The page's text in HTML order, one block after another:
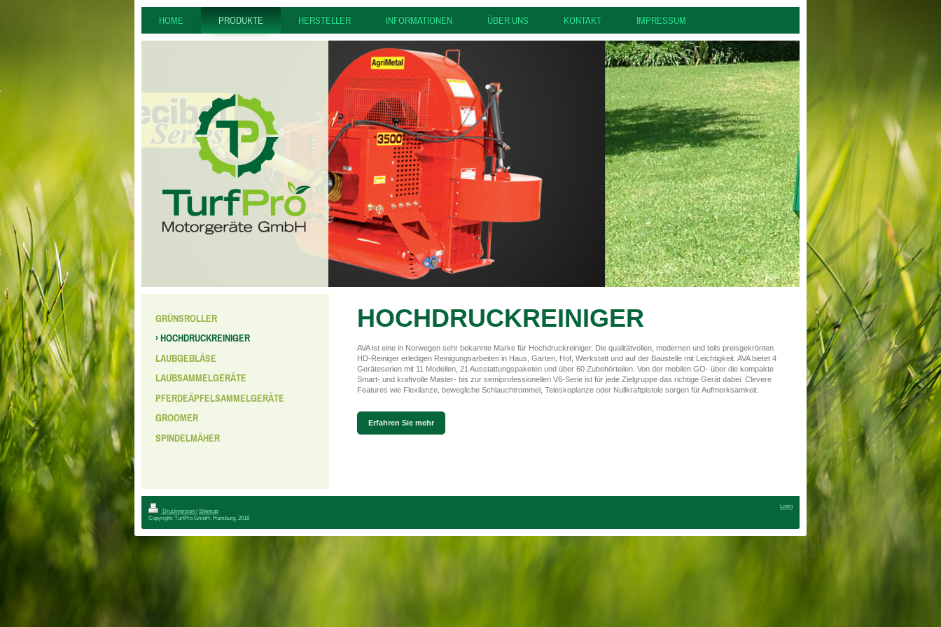
HOME PRODUKTE HERSTELLER INFORMATIONEN ÜBER UNS KONTAKT IMPRESSUM
HOCHDRUCKREINIGER
AVA ist eine in Norwegen sehr bekannte Marke für Hochdruckreiniger. Die qualitätvollen, modernen und teils preisgekrönten
HD-Reiniger erledigen Reinigungsarbeiten in Haus, Garten, Hof, Werkstatt und auf der Baustelle mit Leichtigkeit. AVA bietet 4
Geräteserien mit 11 Modellen, 21 Ausstattungspaketen und über 60 Zubehörteilen. Von der mobilen GO- über die kompakte
Smart- und kraftvolle Master- bis zur semiprofessionellen V6-Serie ist für jede Zielgruppe das richtige Gerät dabei. Clevere
Features wie Flexilanze, bewegliche Schlauchtrommel, Teleskoplanze oder Nullkraftpistole sorgen für Aufmerksamkeit.
Erfahren Sie mehr
GRÜNSROLLER
HOCHDRUCKREINIGER
LAUBGEBLÄSE
LAUBSAMMELGERÄTE
PFERDEÄPFELSAMMELGERÄTE
GROOMER
SPINDELMÄHER
Druckversion
Sitemap
Copyright: TurfPro GmbH, Hamburg, 2018
Login